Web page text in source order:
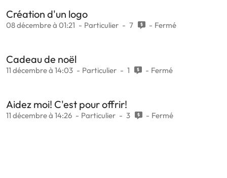
Création d'un logo
08 décembre à 01:21 Particulier 7 Fermé
Cadeau de noël
11 décembre à 14:03 Particulier 1 Fermé
Aidez moi! C'est pour offrir!
11 décembre à 14:26 Particulier 3 Fermé